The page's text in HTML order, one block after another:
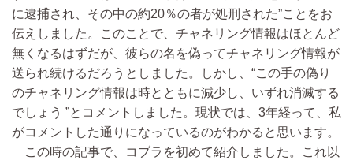
に逮捕され、その中の約20％の者が処刑された”ことをお
伝えしました。このことで、チャネリング情報はほとんど
無くなるはずだが、彼らの名を偽ってチャネリング情報が
送られ続けるだろうとしました。しかし、“この手の偽り
のチャネリング情報は時とともに減少し、いずれ消滅する
でしょう ”とコメントしました。現状では、3年経って、私
がコメントした通りになっているのがわかると思います。
この時の記事で、コブラを初めて紹介しました。これ以